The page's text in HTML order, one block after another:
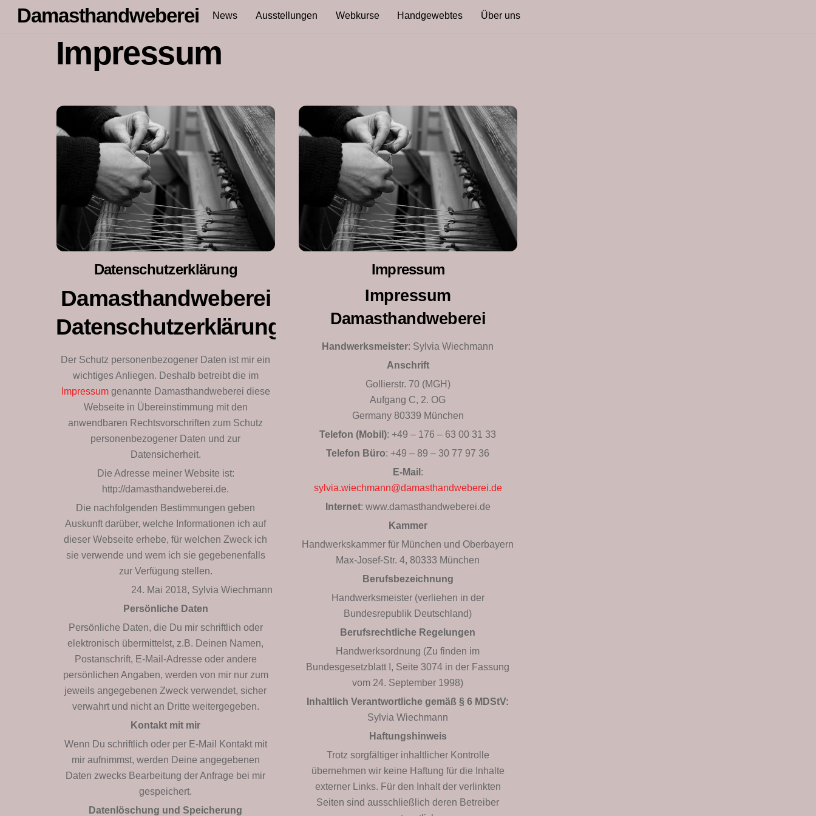
SkipDamasthandweberei News Ausstellungen Webkurse Handgewebtes Über uns
Impressum
Datenschutzerklärung
Damasthandweberei
Datenschutzerklärung
Der Schutz personenbezogener Daten ist mir ein
wichtiges Anliegen. Deshalb betreibt die im
Impressumgenannte Damasthandweberei diese
Webseite in Übereinstimmung mit den
anwendbaren Rechtsvorschriften zum Schutz
personenbezogener Daten und zur
Datensicherheit.
Die Adresse meiner Website ist:
http://damasthandweberei.de.
Die nachfolgenden Bestimmungen geben
Auskunft darüber, welche Informationen ich auf
dieser Webseite erhebe, für welchen Zweck ich
sie verwende und wem ich sie gegebenenfalls
zur Verfügung stellen.
24. Mai 2018, Sylvia Wiechmann
Persönliche Daten
Persönliche Daten, die Du mir schriftlich oder
elektronisch übermittelst, z.B. Deinen Namen,
Postanschrift, E-Mail-Adresse oder andere
persönlichen Angaben, werden von mir nur zum
jeweils angegebenen Zweck verwendet, sicher
verwahrt und nicht an Dritte weitergegeben.
Kontakt mit mir
Wenn Du schriftlich oder per E-Mail Kontakt mit
mir aufnimmst, werden Deine angegebenen
Daten zwecks Bearbeitung der Anfrage bei mir
gespeichert.
Datenlöschung und Speicherung
Impressum
Impressum
Damasthandweberei
Handwerksmeister: Sylvia Wiechmann
Anschrift
Gollierstr. 70 (MGH)
Aufgang C, 2. OG
Germany 80339 München
Telefon (Mobil): +49 – 176 – 63 00 31 33
Telefon Büro: +49 – 89 – 30 77 97 36
E-Mail :
sylvia.wiechmann@damasthandweberei.de
Internet: www.damasthandweberei.de
Kammer
Handwerkskammer für München und Oberbayern
Max-Josef-Str. 4, 80333 München
Berufsbezeichnung
Handwerksmeister (verliehen in der
Bundesrepublik Deutschland)
Berufsrechtliche Regelungen
Handwerksordnung (Zu finden im
Bundesgesetzblatt I, Seite 3074 in der Fassung
vom 24. September 1998)
Inhaltlich Verantwortliche gemäß § 6 MDStV:
Sylvia Wiechmann
Haftungshinweis
Trotz sorgfältiger inhaltlicher Kontrolle
übernehmen wir keine Haftung für die Inhalte
externer Links. Für den Inhalt der verlinkten
Seiten sind ausschließlich deren Betreiber